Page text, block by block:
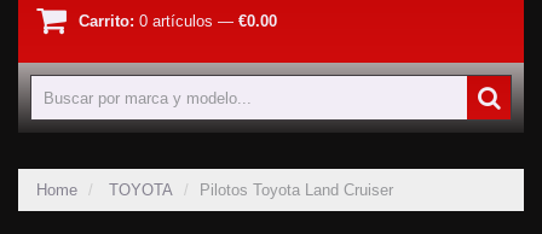
Carrito: 0 artículos — €0.00
Home TOYOTA Pilotos Toyota Land Cruiser